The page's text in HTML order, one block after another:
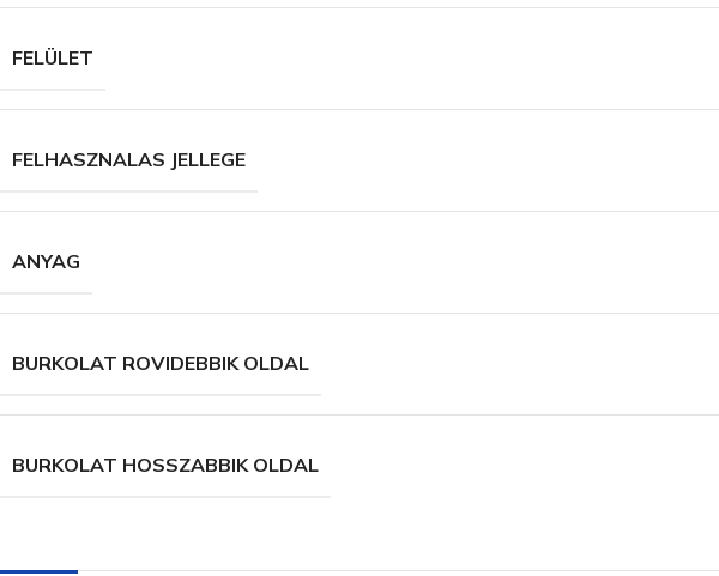
FELÜLET
FELHASZNALAS JELLEGE
ANYAG
BURKOLAT ROVIDEBBIK OLDAL
BURKOLAT HOSSZABBIK OLDAL